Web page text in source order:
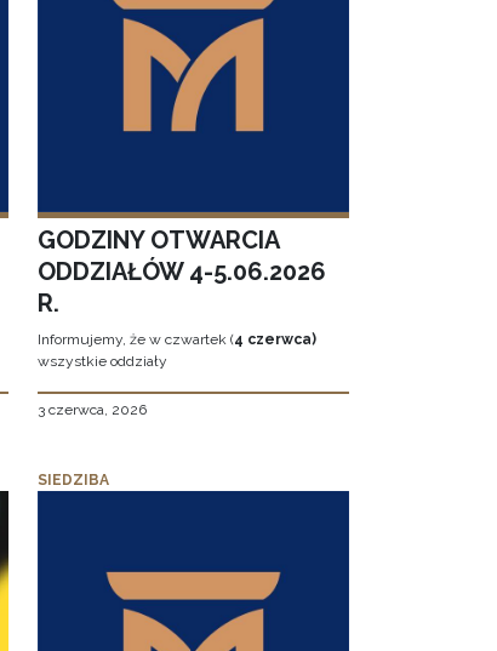
GODZINY OTWARCIA
ODDZIAŁÓW 4-5.06.2026
R.
Informujemy, że w czwartek (4 czerwca)
wszystkie oddziały
3 czerwca, 2026
SIEDZIBA